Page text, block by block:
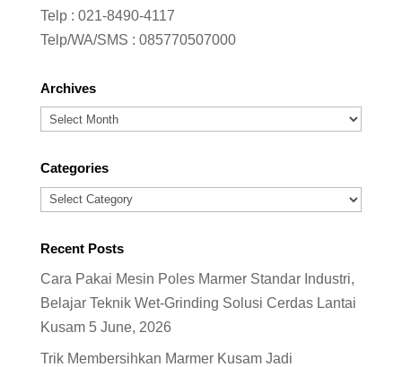
Telp : 021-8490-4117
Telp/WA/SMS : 085770507000
Archives
Archives
Categories
Categories
Recent Posts
Cara Pakai Mesin Poles Marmer Standar Industri,
Belajar Teknik Wet-Grinding Solusi Cerdas Lantai
Kusam 5 June, 2026
Trik Membersihkan Marmer Kusam Jadi